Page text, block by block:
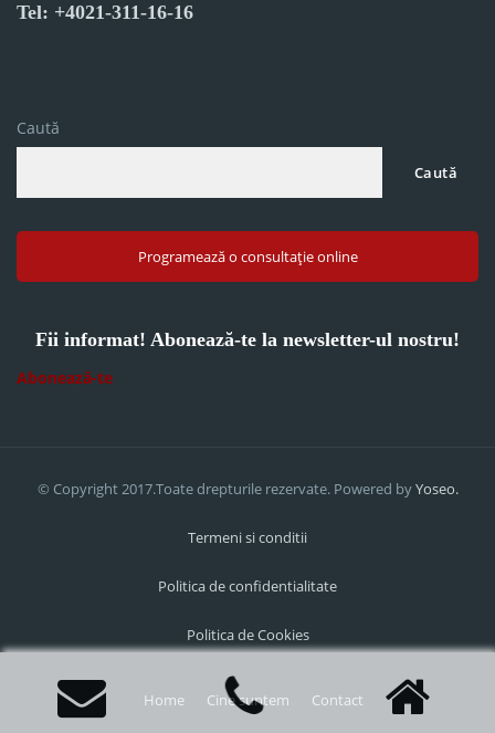
Tel: +4021-311-16-16
Caută
Caută
Programează o consultație online
Fii informat! Abonează-te la newsletter-ul nostru!
Abonează-te
© Copyright 2017.Toate drepturile rezervate. Powered byYoseo.
Termeni si conditii
Politica de confidentialitate
Politica de Cookies
Home Cine suntem Contact